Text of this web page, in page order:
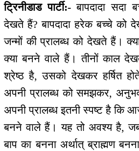
ट्रिनीडाड पार्टी:-बापदादा सदा
देखते हैं? बापदादा हरेक बच्चे को
जन्मों की प्रालब्ध को देखते हैं।
क्या बनने वाले हैं। तीनों काल
श्रेष्ठ है, उसको देखकर हर्षित
अपनी प्रालब्ध को समझकर, अनुभव
अपनी प्रालब्ध इतनी स्पष्ट है कि
बनने वाले हैं। यह तो अवश्य है,
बाप का बनना अर्थात् ब्राह्मण